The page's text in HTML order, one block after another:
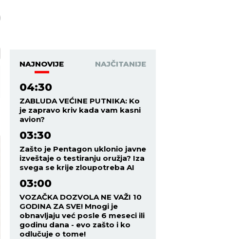
NAJNOVIJE NAJČITANIJE
04:30
ZABLUDA VEĆINE PUTNIKA: Ko
je zapravo kriv kada vam kasni
avion?
03:30
Zašto je Pentagon uklonio javne
izveštaje o testiranju oružja? Iza
svega se krije zloupotreba AI
03:00
VOZAČKA DOZVOLA NE VAŽI 10
GODINA ZA SVE! Mnogi je
obnavljaju već posle 6 meseci ili
godinu dana - evo zašto i ko
odlučuje o tome!